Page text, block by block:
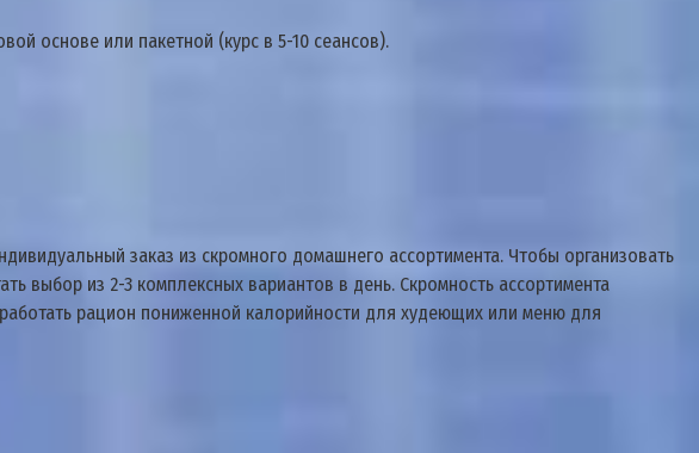
основе или пакетной (курс в 5-10 сеансов).
заказ из скромного домашнего ассортимента. Чтобы организовать
выбор из 2-3 комплексных вариантов в день. Скромность ассортимента
рацион пониженной калорийности для худеющих или меню для